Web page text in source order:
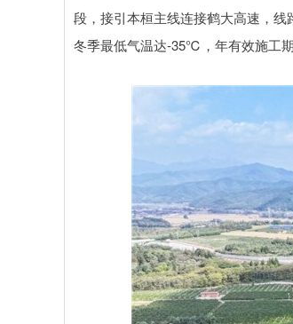
段，接引本桓主线连接鹤大高速，线
冬季最低气温达-35℃，年有效施工